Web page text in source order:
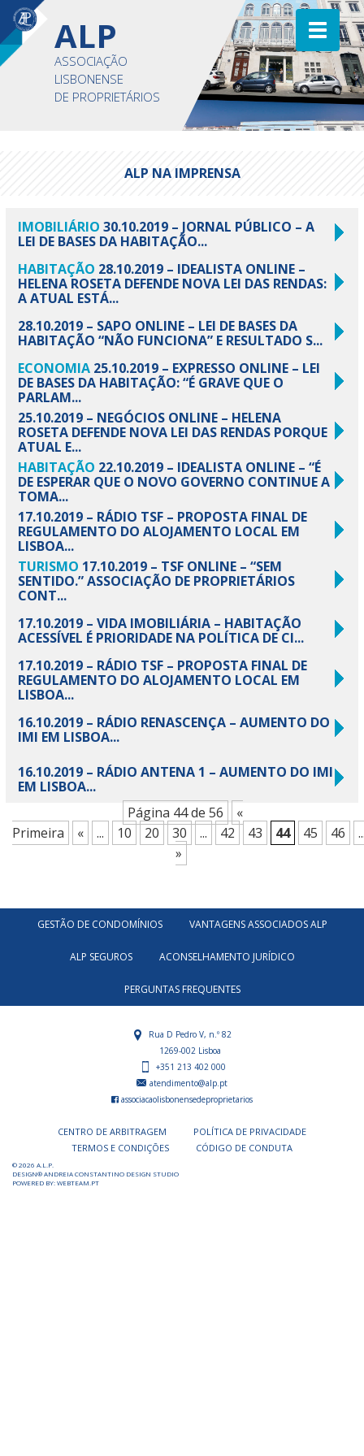
ALP
ASSOCIAÇÃO
LISBONENSE
DE PROPRIETÁRIOS
ALP NA IMPRENSA
IMOBILIÁRIO 30.10.2019 – JORNAL PÚBLICO – A
LEI DE BASES DA HABITAÇÃO...
HABITAÇÃO 28.10.2019 – IDEALISTA ONLINE –
HELENA ROSETA DEFENDE NOVA LEI DAS RENDAS:
A ATUAL ESTÁ...
28.10.2019 – SAPO ONLINE – LEI DE BASES DA
HABITAÇÃO “NÃO FUNCIONA” E RESULTADO S...
ECONOMIA 25.10.2019 – EXPRESSO ONLINE – LEI
DE BASES DA HABITAÇÃO: “É GRAVE QUE O
PARLAM...
25.10.2019 – NEGÓCIOS ONLINE – HELENA
ROSETA DEFENDE NOVA LEI DAS RENDAS PORQUE
ATUAL E...
HABITAÇÃO 22.10.2019 – IDEALISTA ONLINE – “É
DE ESPERAR QUE O NOVO GOVERNO CONTINUE A
TOMA...
17.10.2019 – RÁDIO TSF – PROPOSTA FINAL DE
REGULAMENTO DO ALOJAMENTO LOCAL EM
LISBOA...
TURISMO 17.10.2019 – TSF ONLINE – “SEM
SENTIDO.” ASSOCIAÇÃO DE PROPRIETÁRIOS
CONT...
17.10.2019 – VIDA IMOBILIÁRIA – HABITAÇÃO
ACESSÍVEL É PRIORIDADE NA POLÍTICA DE CI...
17.10.2019 – RÁDIO TSF – PROPOSTA FINAL DE
REGULAMENTO DO ALOJAMENTO LOCAL EM
LISBOA...
16.10.2019 – RÁDIO RENASCENÇA – AUMENTO DO
IMI EM LISBOA...
16.10.2019 – RÁDIO ANTENA 1 – AUMENTO DO IMI
EM LISBOA...
Página 44 de 56
«
Primeira
« ... 10 20 30 ... 42 43 44 45 46
»
GESTÃO DE CONDOMÍNIOS VANTAGENS ASSOCIADOS ALP
ALP SEGUROS ACONSELHAMENTO JURÍDICO
PERGUNTAS FREQUENTES
Rua D Pedro V, n.º 82
1269-002 Lisboa
+351 213 402 000
atendimento@alp.pt
associacaolisbonensedeproprietarios
CENTRO DE ARBITRAGEM
POLÍTICA DE PRIVACIDADE
TERMOS E CONDIÇÕES
CÓDIGO DE CONDUTA
© 2026 A.L.P.
DESIGN® ANDREIA CONSTANTINO DESIGN STUDIO
POWERED BY: WEBTEAM.PT